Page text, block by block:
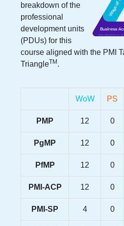
breakdown of the
professional
development units
(PDUs) for this
course aligned with the PMI
TriangleTM .
WoW PS
PMP 12 0
PgMP 12 0
PfMP 12 0
PMI-ACP 12 0
PMI-SP 4 0